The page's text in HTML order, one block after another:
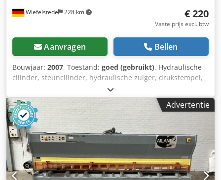
Wiefelstede 228 km € 220
Vaste prijs excl. btw
Aanvragen Bellen
Bouwjaar: 2007, Toestand: goed (gebruikt), Hydraulische
cilinder, steuncilinder, hydraulische zuiger, drukstempel,
hydraulische demper, drukverhogingscilinder,
hydraulische cilinder voor guillotineschaar -Hydraulische
cilinder: uit guillotineschaar Atlantic ATS 3006
Dcodpfoyghb Ijx Ad Isk -Plunjerstang: Ø 40 mm -Slag: 200
mm -Ophanging: Ø50 mm -Hart-op-hart afstand:
ingetrokken 725 mm -Afmetingen: 850/130/187 mm -
Gewicht: 32,7 kg
Advertentie